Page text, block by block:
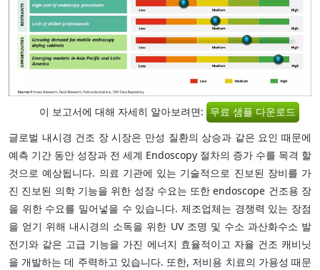
이 보고서에 대해 자세히 알아보려면: 무료 샘플 다운로드
글로벌 내시경 건조 장 시장은 만성 질환의 상승과 같은 요인 때문에
예측 기간 동안 성장과 전 세계 Endoscopy 절차의 증가 수를 목격 할
것으로 예상됩니다. 의료 기관에 있는 기술적으로 진보된 장비를 가
진 진보된 의학 기능을 위한 성장 수요는 또한 endoscope 건조용 장
을 위한 수요를 밀어넣을 수 있습니다. 제조업체는 경쟁력 있는 장점
을 얻기 위해 내시경의 소독을 위한 UV 조명 및 수소 과산화수소 발
전기와 같은 고급 기능을 가진 에너지 효율적이고 자율 건조 캐비닛
을 개발하는 데 주력하고 있습니다. 또한, 저비용 치료의 가용성 때문